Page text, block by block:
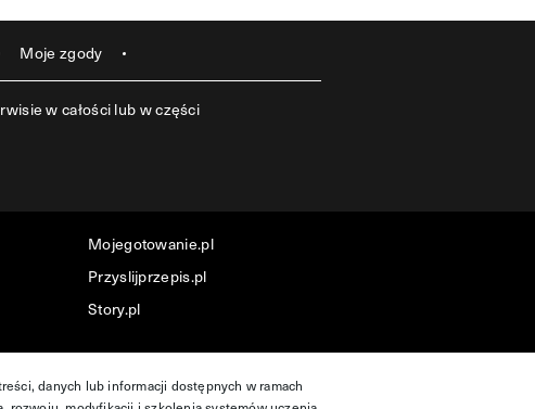
Moje zgody
w całości lub w części
Mojegotowanie.pl
Przyslijprzepis.pl
Story.pl
danych lub informacji dostępnych w ramach